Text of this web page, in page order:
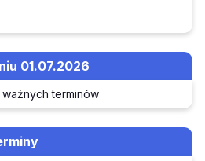
01.07.2026
terminów